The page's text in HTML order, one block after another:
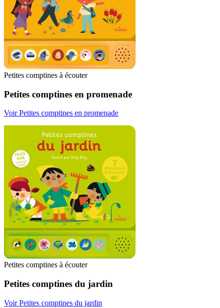
Petites comptines à écouter
Petites comptines en promenade
Voir Petites comptines en promenade
Petites comptines à écouter
Petites comptines du jardin
Voir Petites comptines du jardin